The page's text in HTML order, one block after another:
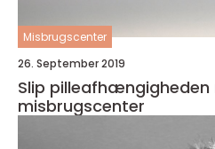
Misbrugscenter
26. September 2019
Slip
misbrugscenter